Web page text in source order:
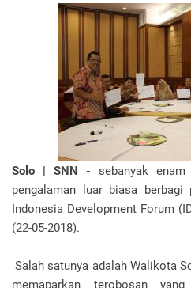
Solo | SNN - sebanyak
pengalaman luar biasa
Indonesia Development Forum
(22-05-2018).
Salah satunya adalah Walikota
memaparkan terobosan